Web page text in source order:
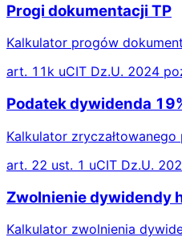
Progi dokumentacji TP
Kalkulator progów
art. 11k uCIT Dz.U. 2024
Podatek dywidenda
Kalkulator
art. 22 ust. 1 uCIT Dz.U.
Zwolnienie dywidendy
Kalkulator zwolnienia